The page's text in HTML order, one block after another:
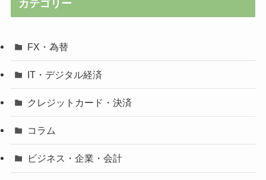
カテゴリー
FX・為替
IT・デジタル経済
クレジットカード・決済
コラム
ビジネス・企業・会計